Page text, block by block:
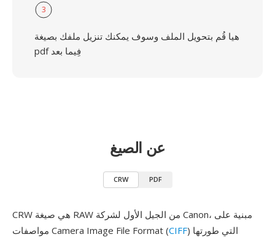
3
هيا قُم بتحويل الملف وسوف يمكنك تنزيل ملفك بصيغة
pdf فِيما بعد
عن الصيغ
CRW PDF
CRW هي صيغة RAW من الجيل الأول لشركة Canon، مبنية على
مواصفات Camera Image File Format (CIFF) التي طورتها